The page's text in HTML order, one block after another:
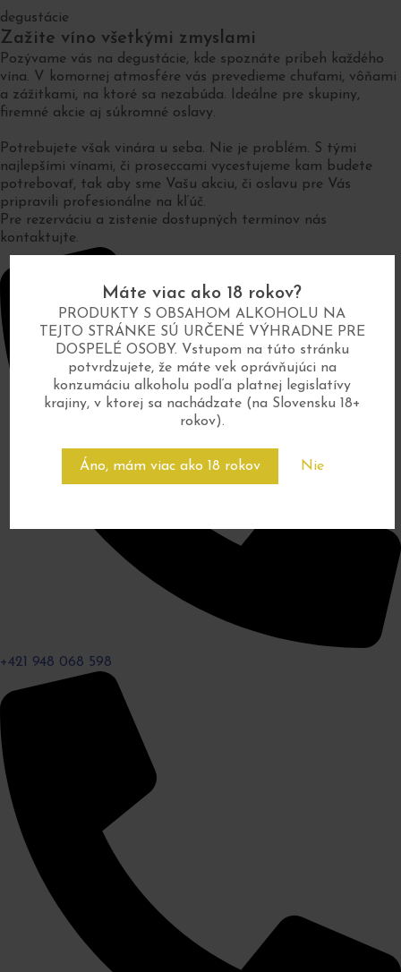
Máte viac ako 18 rokov?
PRODUKTY S OBSAHOM ALKOHOLU NA
TEJTO STRÁNKE SÚ URČENÉ VÝHRADNE PRE
DOSPELÉ OSOBY. Vstupom na túto stránku
potvrdzujete, že máte vek oprávňujúci na
konzumáciu alkoholu podľa platnej legislatívy
krajiny, v ktorej sa nachádzate (na Slovensku 18+
rokov).
Áno, mám viac ako 18 rokov Nie
degustácie
Zažite víno všetkými zmyslami
Pozývame vás na degustácie, kde spoznáte príbeh každého
vína. V komornej atmosfére vás prevedieme chuťami, vôňami
a zážitkami, na ktoré sa nezabúda. Ideálne pre skupiny,
firemné akcie aj súkromné oslavy.
Potrebujete však vinára u seba. Nie je problém. S tými
najlepšími vínami, či proseccami vycestujeme kam budete
potrebovať, tak aby sme Vašu akciu, či oslavu pre Vás
pripravili profesionálne na kľúč.
Pre rezerváciu a zistenie dostupných termínov nás
kontaktujte.
+421 948 068 598